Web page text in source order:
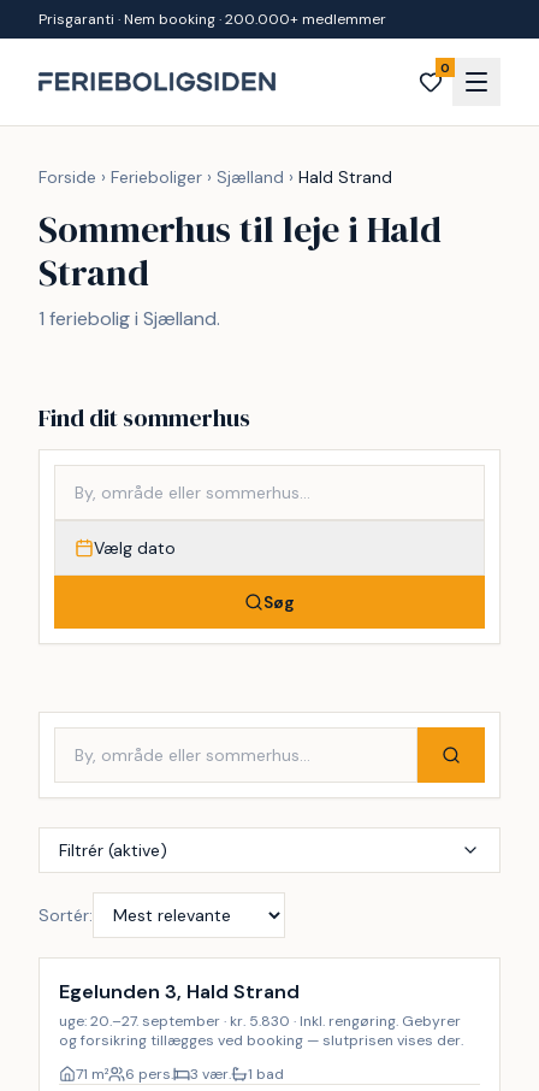
Spring til indhold
Prisgaranti · Nem booking · 200.000+ medlemmer
0
Forside › Ferieboliger › Sjælland › Hald Strand
Sommerhus til leje i Hald
Strand
1 feriebolig i Sjælland.
Find dit sommerhus
Vælg dato
Søg
Filtrér (aktive)
Sortér:
Egelunden 3, Hald Strand
uge: 20.–27. september · kr. 5.830 · Inkl. rengøring. Gebyrer
og forsikring tillægges ved booking — slutprisen vises der.
71 m² 6 pers. 3 vær. 1 bad